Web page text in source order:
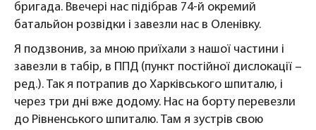
бригада. Ввечері нас підібрав 74-й окремий
батальйон розвідки і завезли нас в Оленівку.
Я подзвонив, за мною приїхали з нашої частини і
завезли в табір, в ППД (пункт постійної дислокації –
ред.). Так я потрапив до Харківського шпиталю, і
через три дні вже додому. Нас на борту перевезли
до Рівненського шпиталю. Там я зустрів свою